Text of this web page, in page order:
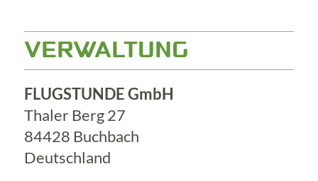
VERWALTUNG
FLUGSTUNDE GmbH
Thaler Berg 27
84428 Buchbach
Deutschland